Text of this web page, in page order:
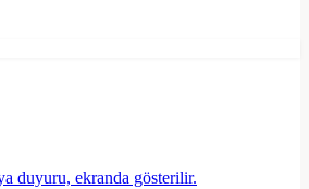
duyuru, ekranda gösterilir.